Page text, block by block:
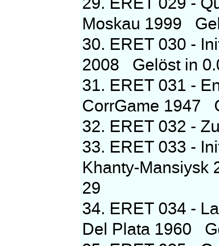
Moskau 1999
30. ERET 030 -
2008 Gelöst in
31. ERET 031 -
CorrGame 1947
32. ERET 032 -
33. ERET 033 -
Khanty-Mansiysk
29
34. ERET 034 -
Del Plata 1960